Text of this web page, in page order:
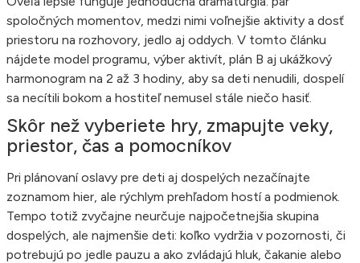
spoločných momentov, medzi nimi voľnejšie aktivity a dosť
priestoru na rozhovory, jedlo aj oddych. V tomto článku
nájdete model programu, výber aktivít, plán B aj ukážkový
harmonogram na 2 až 3 hodiny, aby sa deti nenudili, dospelí
sa necítili bokom a hostiteľ nemusel stále niečo hasiť.
Skôr než vyberiete hry, zmapujte veky,
priestor, čas a pomocníkov
Pri plánovaní oslavy pre deti aj dospelých nezačínajte
zoznamom hier, ale rýchlym prehľadom hostí a podmienok.
Tempo totiž zvyčajne neurčuje najpočetnejšia skupina
dospelých, ale najmenšie deti: koľko vydržia v pozornosti, či
potrebujú po jedle pauzu a ako zvládajú hluk, čakanie alebo